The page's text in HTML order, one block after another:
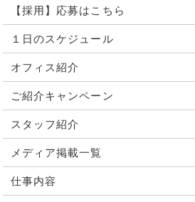
【採用】応募はこちら
１日のスケジュール
オフィス紹介
ご紹介キャンペーン
スタッフ紹介
メディア掲載一覧
仕事内容